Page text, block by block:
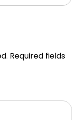
Required fields